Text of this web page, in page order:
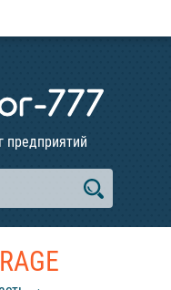
предприятий